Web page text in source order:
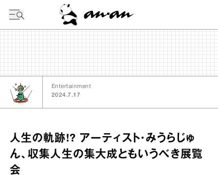
Entertainment
2024.7.17
人生の軌跡!? アーティスト・みうらじゅ
ん、収集人生の集大成ともいうべき展覧
会